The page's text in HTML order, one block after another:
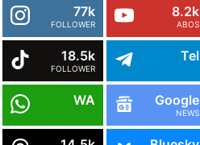
77k
FOLLOWER
8.2k
ABOS
18.5k
FOLLOWER
Tel
WA Google
NEWS